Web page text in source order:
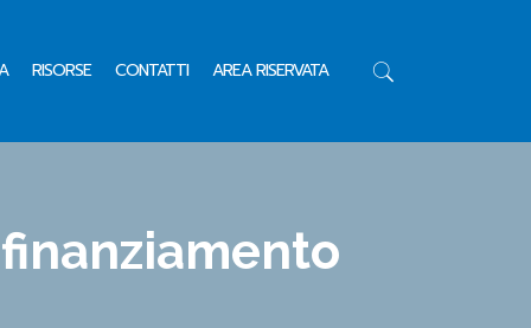
RISORSE CONTATTI AREA RISERVATA